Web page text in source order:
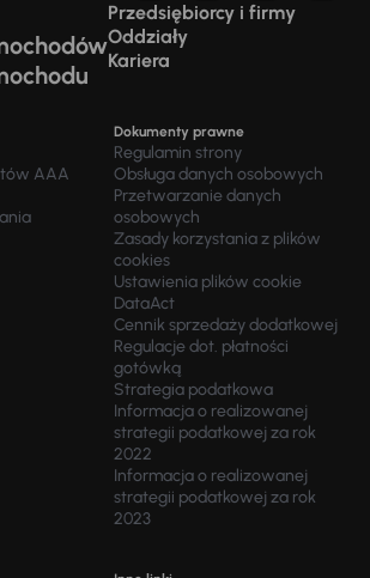
Przedsiębiorcy i firmy
Oddziały
Kariera
AAA
Dokumenty prawne
Regulamin strony
Obsługa danych osobowych
Przetwarzanie danych
osobowych
Zasady korzystania z plików
cookies
Ustawienia plików cookie
DataAct
Cennik sprzedaży dodatkowej
Regulacje dot. płatności
gotówką
Strategia podatkowa
Informacja o realizowanej
strategii podatkowej za rok
2022
Informacja o realizowanej
strategii podatkowej za rok
2023